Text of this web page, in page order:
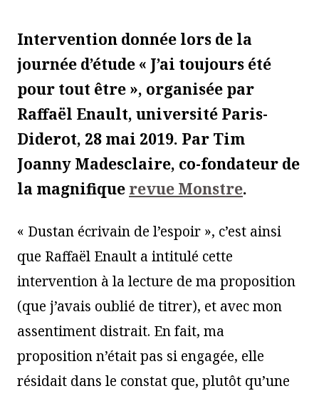
Intervention donnée lors de la
journée d’étude « J’ai toujours été
pour tout être », organisée par
Raffaël Enault, université Paris-
Diderot, 28 mai 2019. Par Tim
Joanny Madesclaire, co-fondateur de
la magnifique revue Monstre.
« Dustan écrivain de l’espoir », c’est ainsi
que Raffaël Enault a intitulé cette
intervention à la lecture de ma proposition
(que j’avais oublié de titrer), et avec mon
assentiment distrait. En fait, ma
proposition n’était pas si engagée, elle
résidait dans le constat que, plutôt qu’une